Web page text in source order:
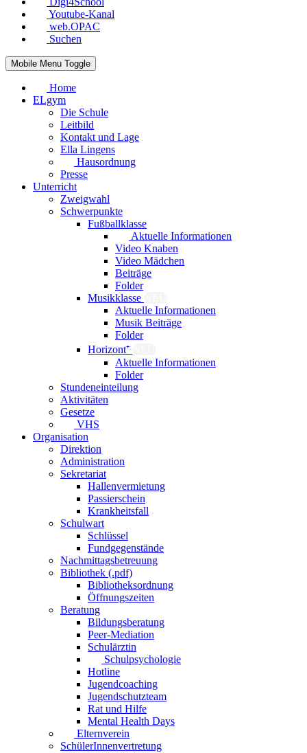
Youtube-Kanal
web.OPAC
Suchen
Mobile Menu Toggle
Home
ELgym
Die Schule
Leitbild
Kontakt und Lage
Ella Lingens
Hausordnung
Presse
Unterricht
Zweigwahl
Schwerpunkte
Fußballklasse
Aktuelle Informationen
Video Knaben
Video Mädchen
Beiträge
Folder
Musikklasse
Aktuelle Informationen
Musik Beiträge
Folder
Horizont⁺
Aktuelle Informationen
Folder
Stundeneinteilung
Aktivitäten
Gesetze
VHS
Organisation
Direktion
Administration
Sekretariat
Hallenvermietung
Passierschein
Krankheitsfall
Schulwart
Schlüssel
Fundgegenstände
Nachmittagsbetreuung
Bibliothek (.pdf)
Bibliotheksordnung
Öffnungszeiten
Beratung
Bildungsberatung
Peer-Mediation
Schulärztin
Schulpsychologie
Hotline
Jugendcoaching
Jugendschutzteam
Rat und Hilfe
Mental Health Days
Elternverein
SchülerInnenvertretung